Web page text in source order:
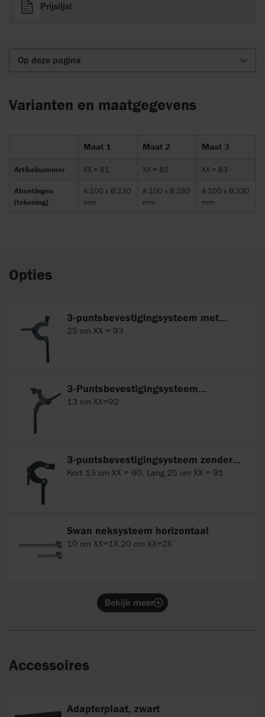
Prijslijst
Op deze pagina
Varianten en maatgegevens
Maat 1 Maat 2 Maat 3
Artikelnummer XX = 81 XX = 82 XX = 83
Afmetingen
(tekening)
A:100 x B:230
mm
A:100 x B:280
mm
A:100 x B:330
mm
Opties
3-puntsbevestigingsysteem met
horizontale verstelling
25 cm XX = 93
3-Puntsbevestigingsysteem
(omgedraaid)
13 cm XX=92
3-puntsbevestigingsysteem zonder
horizontale verstelling
Kort 13 cm XX = 90, Lang 25 cm XX = 91
Swan neksysteem horizontaal
10 cm XX=1X 20 cm XX=2X
Bekijk meer
Accessoires
Adapterplaat, zwart